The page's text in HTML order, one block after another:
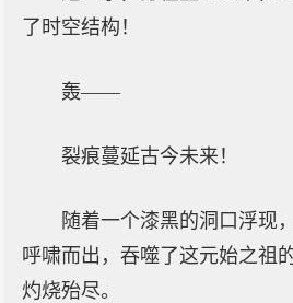
了时空结构！
轰——
裂痕蔓延古今未来！
随着一个漆黑的洞口浮现
呼啸而出，吞噬了这元始之祖
灼烧殆尽。